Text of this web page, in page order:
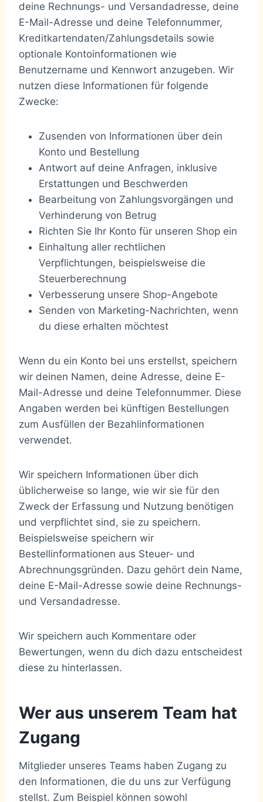
deine Rechnungs- und Versandadresse, deine
E-Mail-Adresse und deine Telefonnummer,
Kreditkartendaten/Zahlungsdetails sowie
optionale Kontoinformationen wie
Benutzername und Kennwort anzugeben. Wir
nutzen diese Informationen für folgende
Zwecke:
Zusenden von Informationen über dein
Konto und Bestellung
Antwort auf deine Anfragen, inklusive
Erstattungen und Beschwerden
Bearbeitung von Zahlungsvorgängen und
Verhinderung von Betrug
Richten Sie Ihr Konto für unseren Shop ein
Einhaltung aller rechtlichen
Verpflichtungen, beispielsweise die
Steuerberechnung
Verbesserung unsere Shop-Angebote
Senden von Marketing-Nachrichten, wenn
du diese erhalten möchtest
Wenn du ein Konto bei uns erstellst, speichern
wir deinen Namen, deine Adresse, deine E-
Mail-Adresse und deine Telefonnummer. Diese
Angaben werden bei künftigen Bestellungen
zum Ausfüllen der Bezahlinformationen
verwendet.
Wir speichern Informationen über dich
üblicherweise so lange, wie wir sie für den
Zweck der Erfassung und Nutzung benötigen
und verpflichtet sind, sie zu speichern.
Beispielsweise speichern wir
Bestellinformationen aus Steuer- und
Abrechnungsgründen. Dazu gehört dein Name,
deine E-Mail-Adresse sowie deine Rechnungs-
und Versandadresse.
Wir speichern auch Kommentare oder
Bewertungen, wenn du dich dazu entscheidest
diese zu hinterlassen.
Wer aus unserem Team hat
Zugang
Mitglieder unseres Teams haben Zugang zu
den Informationen, die du uns zur Verfügung
stellst. Zum Beispiel können sowohl